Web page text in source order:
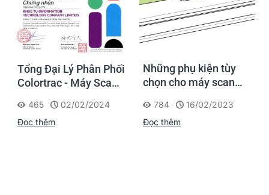
Tổng Đại Lý Phân Phối
Colortrac - Máy Scan
Âu465
02/02/2024
Đọc thêm
Những phụ kiện tùy
chọn cho máy scan
784
16/02/2023
Đọc thêm